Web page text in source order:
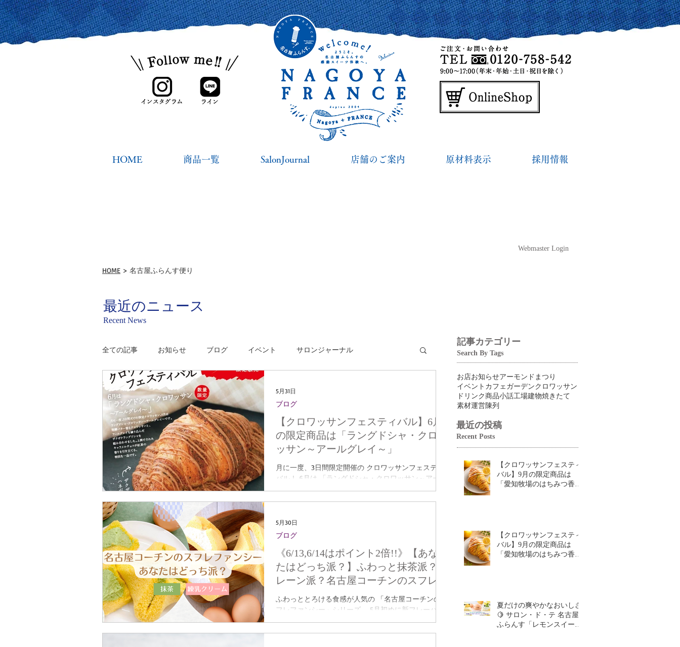
HOME 商品一覧 SalonJournal 店舗のご案内 原材料表示 採用情報
Webmaster Login
HOME > 名古屋ふらんす便り
最近のニュース
Recent News
全ての記事 お知らせ ブログ イベント サロンジャーナル
【クロワッサンフェスティバル】6月
の限定商品は「ラングドシャ・クロワ
ッサン～アールグレイ～」
月に一度、3日間限定開催の クロワッサンフェスティ
バル！ 6月は 「ラングドシャ・クロワッサン～アール
けされたキャラメルチョコが 紅茶の香りを引き立てる
特別な一品です。 ＜商品情報＞ ラングドシャ・クロ
ワッサン～アールグレイ～ ※3日間限定、数量限定商
品となります。 ※内容は毎月異なります。 ※オンラ
インショップでは販売しておりません。 ＜販売期間＞
6/5(金)～6/7(日) ＜販売店舗＞ サロン・ド・テ名古屋
ふらんす みよし本店／あさひ長久手店 【実施中】ク
ロワッサンフェスティバル スタンプカードお渡しして
います！ 毎月第1金・土・日限定で開催している「ク
ブログ
5月31日
《6/13,6/14はポイント2倍!!》【あな
たはどっち派？】ふわっと抹茶派？プ
レーン派？名古屋コーチンのスフレフ
ァンシー食べ比べ♪
ふわっととろける食感が人気の 「名古屋コーチンのス
フレファンシー」シリーズ。 5月初めに新フレーバー
ブログ
5月30日
記事カテゴリー
Search By Tags
お店お知らせアーモンドまつり
イベント カフェ ガーデンクロワッサン
ドリンク商品小話工場建物焼きたて
素材運営陳列
最近の投稿
Recent Posts
【クロワッサンフェスティ
バル】9月の限定商品は
「愛知牧場のはちみつ香る
【クロワッサンフェスティ
バル】9月の限定商品は
「愛知牧場のはちみつ香る
夏だけの爽やかなおいしさ
🍋 サロン・ド・テ 名古屋
ふらんす「レモンスイーツ